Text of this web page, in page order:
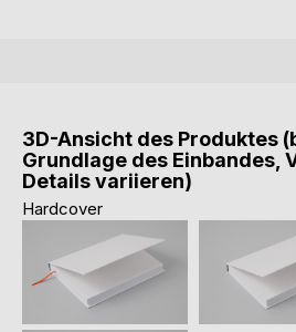
3D-Ansicht des Produktes
Grundlage des Einbandes,
Details variieren)
Hardcover